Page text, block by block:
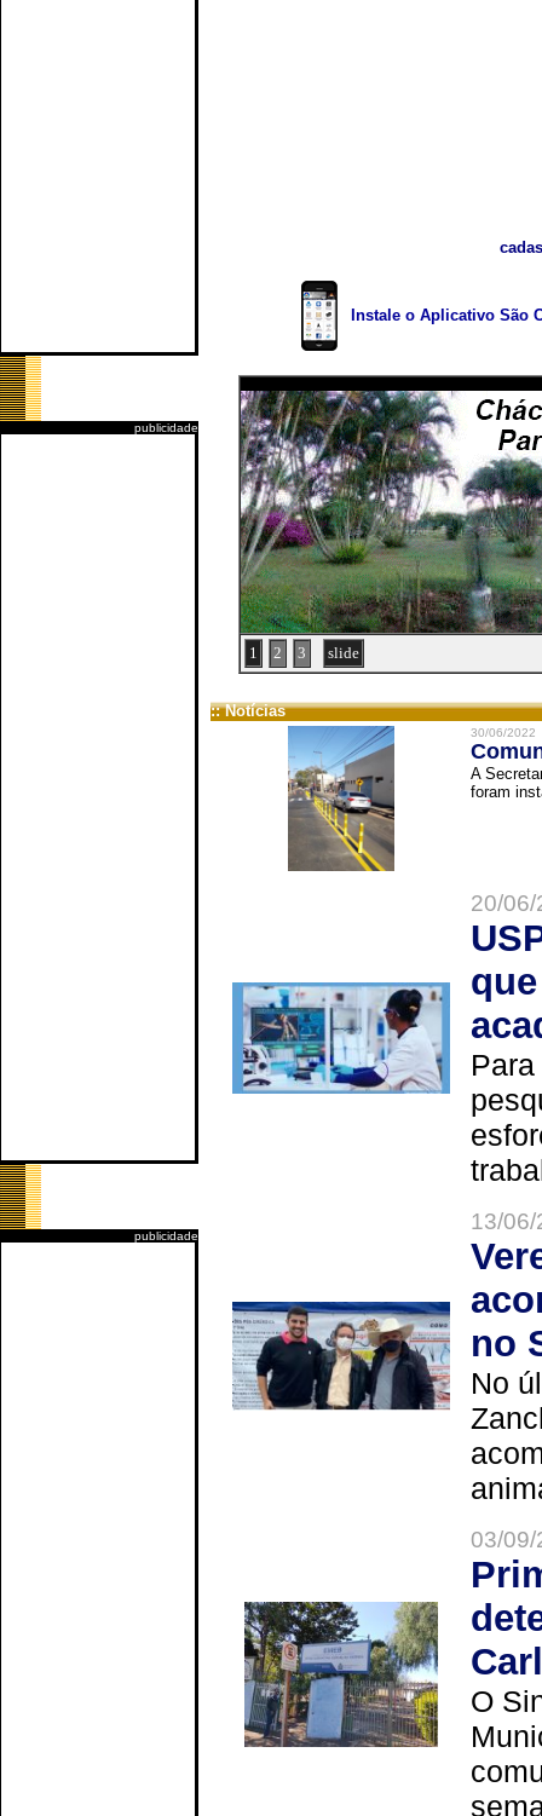
publicidade
publicidade
Instale o Aplicativo São
1 2 3 slide
:: Notícias
30/06/2022
A
foram
20/
13/
no
No
03/
O